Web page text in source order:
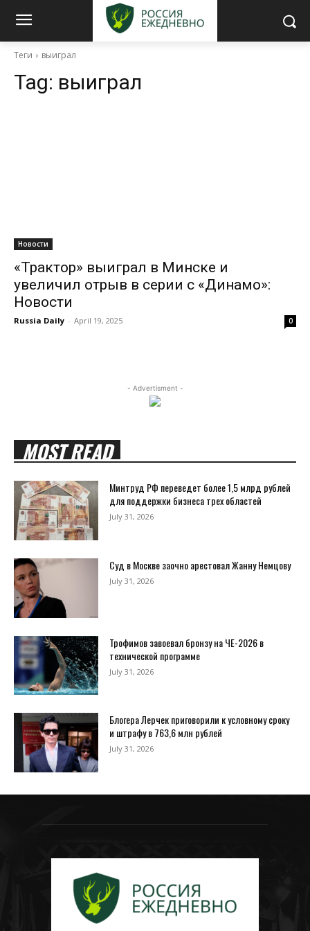
Теги выиграл
Tag: выиграл
Новости
«Трактор» выиграл в Минске и
увеличил отрыв в серии с «Динамо»:
Новости
Russia Daily - April 19, 2025 0
- Advertisment -
MOST READ
Минтруд РФ переведет более 1,5 млрд рублей
для поддержки бизнеса трех областей
July 31, 2026
Суд в Москве заочно арестовал Жанну Немцову
July 31, 2026
Трофимов завоевал бронзу на ЧЕ-2026 в
технической программе
July 31, 2026
Блогера Лерчек приговорили к условному сроку
и штрафу в 763,6 млн рублей
July 31, 2026